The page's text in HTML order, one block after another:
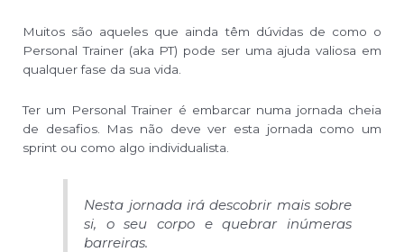
Muitos são aqueles que ainda têm dúvidas de como o
Personal Trainer (aka PT) pode ser uma ajuda valiosa em
qualquer fase da sua vida.
Ter um Personal Trainer é embarcar numa jornada cheia
de desafios. Mas não deve ver esta jornada como um
sprint ou como algo individualista.
Nesta jornada irá descobrir mais sobre
si, o seu corpo e quebrar inúmeras
barreiras.